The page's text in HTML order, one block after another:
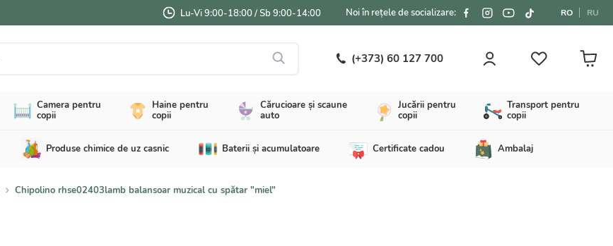
Lu-Vi 9:00-18:00 / Sb 9:00-14:00 Noi în rețele de socializare: RO RU
(+373) 60 127 700
Camera pentru
copii
Haine pentru
copii
Cărucioare și scaune
auto
Jucării pentru
copii
Transport pentru
copii
Produse chimice de uz casnic Baterii și acumulatoare Certificate cadou Ambalaj
Chipolino rhse02403lamb balansoar muzical cu spătar "miel"